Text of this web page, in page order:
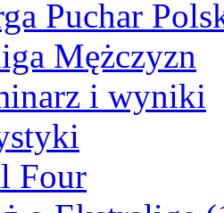
Puchar
Mężczyzn
i wyniki
Four